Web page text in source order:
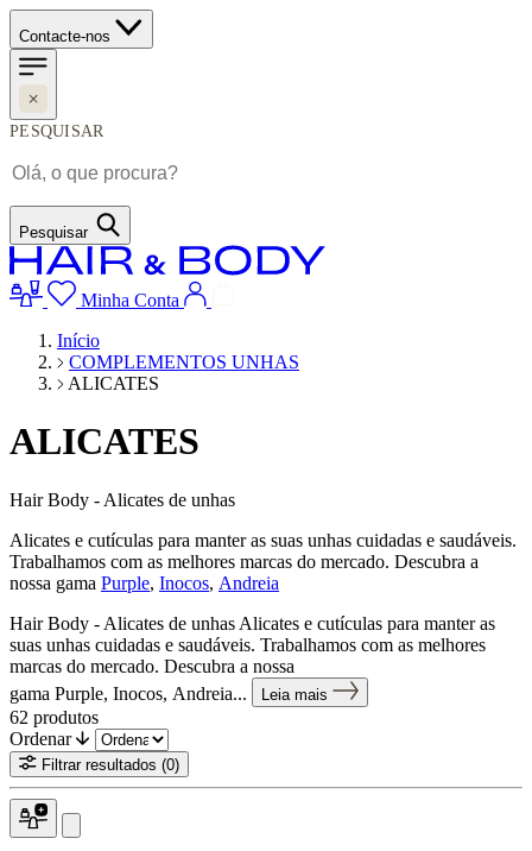
Contacte-nos
PESQUISAR
Pesquisar
Minha Conta
Início
COMPLEMENTOS UNHAS
ALICATES
ALICATES
Hair Body - Alicates de unhas
Alicates e cutículas para manter as suas unhas cuidadas e saudáveis.
Trabalhamos com as melhores marcas do mercado. Descubra a
nossa gama Purple, Inocos, Andreia
Hair Body - Alicates de unhas Alicates e cutículas para manter as
suas unhas cuidadas e saudáveis. Trabalhamos com as melhores
marcas do mercado. Descubra a nossa
gama Purple, Inocos, Andreia...
Leia mais
62 produtos
Ordenar
Filtrar resultados (0)